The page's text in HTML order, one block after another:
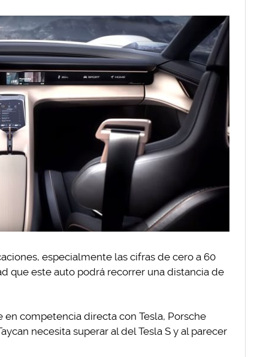
especialmente las cifras de cero a 60
que este auto podrá recorrer una distancia de
competencia directa con Tesla, Porsche
necesita superar al del Tesla S y al parecer